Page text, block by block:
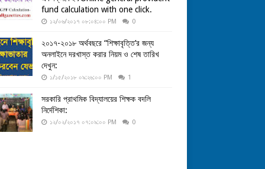
fund calculation with one click.
১২/০৬/২০১৭ ০৮:০৪:০০ PM 0
২০১৭-২০১৮ অর্থবছরে “শিক্ষাবৃত্তি’র জন্য
অনলাইনে দরখাস্ত করার নিয়ম ও শেষ তারিখ
দেখুন:
১/১৫/২০১৮ ০৯:২৬:০০ PM 1
সরকারি প্রাথমিক বিদ্যালয়ের শিক্ষক বদলি
নির্দেশিকা:
১২/০২/২০১৭ ০৭:০৯:০০ PM 0